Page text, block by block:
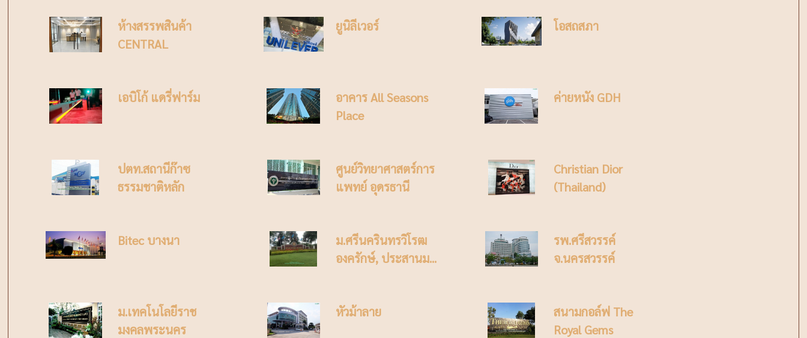
ห้างสรรพสินค้า
CENTRAL
ยูนิลีเวอร์ โอสถสภา
เอบิโก้ แดรี่ฟาร์ม
อาคาร All Seasons
Place
ค่ายหนัง GDH
ปตท.สถานีก๊าซ
ธรรมชาติหลัก
ศูนย์วิทยาศาสตร์การ
แพทย์ อุดรธานี
Christian Dior
(Thailand)
Bitec บางนา
ม.ศรีนครินทรวิโรฒ
องครักษ์, ประสานม...
รพ.ศรีสวรรค์
จ.นครสวรรค์
ม.เทคโนโลยีราช
มงคลพระนคร
หัวม้าลาย
สนามกอล์ฟ The
Royal Gems